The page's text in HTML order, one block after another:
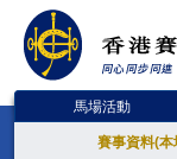
馬場活動
賽事資料(本